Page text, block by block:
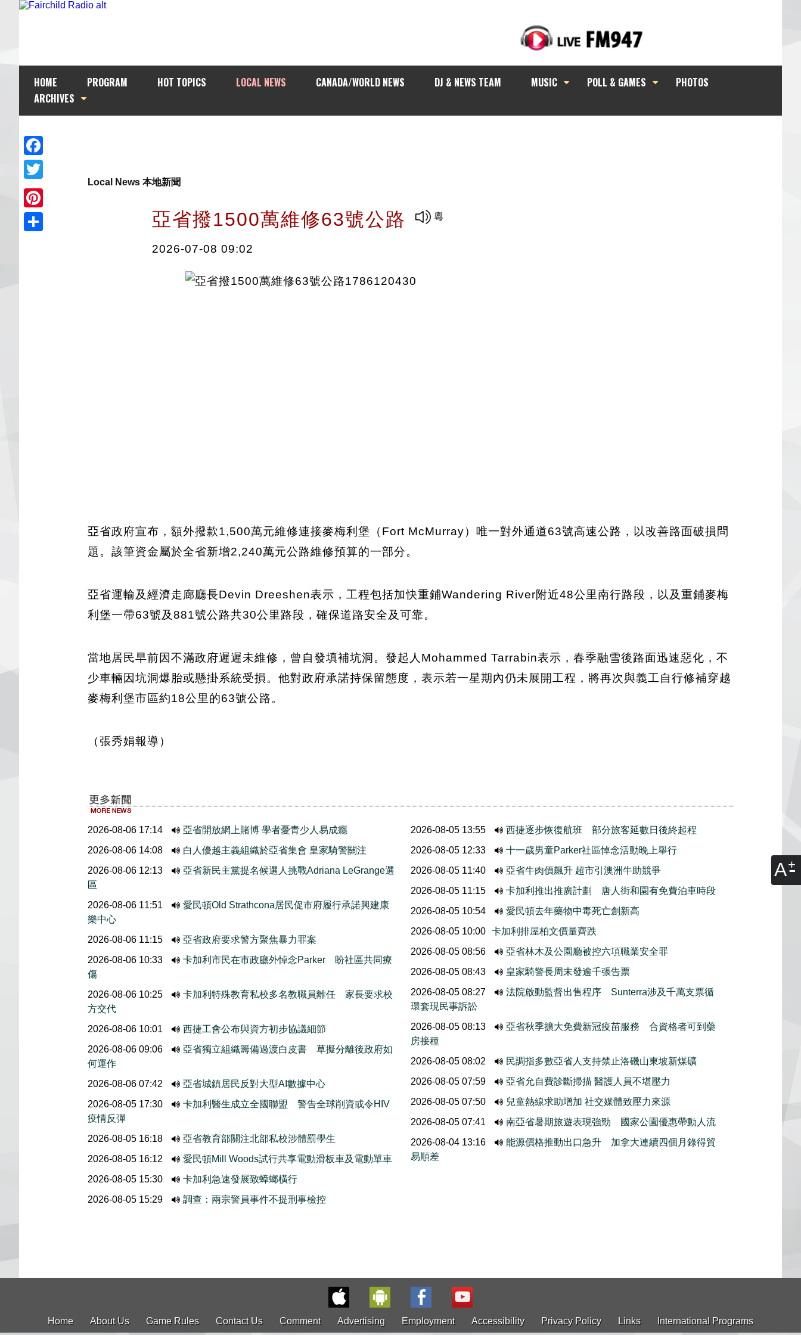
A
HOME PROGRAM HOT TOPICS LOCAL NEWS CANADA/WORLD NEWS DJ & NEWS TEAM MUSIC POLL & GAMES
PHOTOS
ARCHIVES
Facebook
Twitter
Pinterest
Local News 本地新聞
亞省撥1500萬維修63號公路
2026-07-08 09:02
亞省政府宣布，額外撥款1,500萬元維修連接麥梅利堡（Fort McMurray）唯一對外通道63號高速公路，以改善路面破損問
題。該筆資金屬於全省新增2,240萬元公路維修預算的一部分。
亞省運輸及經濟走廊廳長Devin Dreeshen表示，工程包括加快重鋪Wandering River附近48公里南行路段，以及重鋪麥梅
利堡一帶63號及881號公路共30公里路段，確保道路安全及可靠。
當地居民早前因不滿政府遲遲未維修，曾自發填補坑洞。發起人Mohammed Tarrabin表示，春季融雪後路面迅速惡化，不
少車輛因坑洞爆胎或懸掛系統受損。他對政府承諾持保留態度，表示若一星期內仍未展開工程，將再次與義工自行修補穿越
麥梅利堡市區約18公里的63號公路。
（張秀娟報導）
2026-08-06 17:14
亞省開放網上賭博 學者憂青少人易成癮
2026-08-06 14:08
白人優越主義組織於亞省集會 皇家騎警關注
2026-08-06 12:13
亞省新民主黨提名候選人挑戰Adriana LeGrange選
區
2026-08-06 11:51
愛民頓Old Strathcona居民促市府履行承諾興建康
樂中心
2026-08-06 11:15
亞省政府要求警方聚焦暴力罪案
2026-08-06 10:33
卡加利市民在市政廳外悼念Parker 盼社區共同療
傷
2026-08-06 10:25
卡加利特殊教育私校多名教職員離任 家長要求校
方交代
2026-08-06 10:01
西捷工會公布與資方初步協議細節
2026-08-06 09:06
亞省獨立組織籌備過渡白皮書 草擬分離後政府如
何運作
2026-08-06 07:42
亞省城鎮居民反對大型AI數據中心
2026-08-05 17:30
卡加利醫生成立全國聯盟 警告全球削資或令HIV
疫情反彈
2026-08-05 16:18
亞省教育部關注北部私校涉體罰學生
2026-08-05 16:12
愛民頓Mill Woods試行共享電動滑板車及電動單車
2026-08-05 15:30
卡加利急速發展致蟑螂橫行
2026-08-05 15:29
調查：兩宗警員事件不提刑事檢控
2026-08-05 13:55
西捷逐步恢復航班 部分旅客延數日後終起程
2026-08-05 12:33
十一歲男童Parker社區悼念活動晚上舉行
2026-08-05 11:40
亞省牛肉價飆升 超市引澳洲牛助競爭
2026-08-05 11:15
卡加利推出推廣計劃 唐人街和園有免費泊車時段
2026-08-05 10:54
愛民頓去年藥物中毒死亡創新高
2026-08-05 10:00
卡加利排屋柏文價量齊跌
2026-08-05 08:56
亞省林木及公園廳被控六項職業安全罪
2026-08-05 08:43
皇家騎警長周末發逾千張告票
2026-08-05 08:27
法院啟動監督出售程序 Sunterra涉及千萬支票循
環套現民事訴訟
2026-08-05 08:13
亞省秋季擴大免費新冠疫苗服務 合資格者可到藥
房接種
2026-08-05 08:02
民調指多數亞省人支持禁止洛磯山東坡新煤礦
2026-08-05 07:59
亞省允自費診斷掃描 醫護人員不堪壓力
2026-08-05 07:50
兒童熱線求助增加 社交媒體致壓力來源
2026-08-05 07:41
南亞省暑期旅遊表現強勁 國家公園優惠帶動人流
2026-08-04 13:16
能源價格推動出口急升 加拿大連續四個月錄得貿
易順差
Home About Us Game Rules Contact Us Comment Advertising Employment Accessibility Privacy Policy Links International Programs